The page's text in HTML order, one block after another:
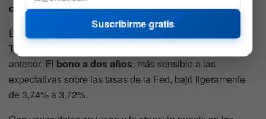
conflicto en Ucrania.
En el mercado de bonos, el
rendimiento del bono del
Tesoro a 10 años
se mantenía en 4,29%, igual que el día
anterior. El bono a dos años, más sensible a las
expectativas sobre las tasas de la Fed, bajó ligeramente
de 3,74% a 3,72%.
Suscribirme gratis